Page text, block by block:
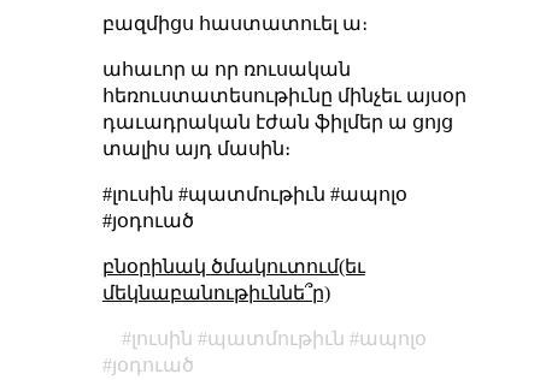
բազմիցս հաստատուել ա։
ահաւոր ա որ ռուսական
հեռուստատեսութիւնը մինչեւ այսօր
դաւադրական էժան ֆիլմեր ա ցոյց
տալիս այդ մասին։
#լուսին #պատմութիւն #ապոլօ
#յօդուած
բնօրինակ ծմակուտում(եւ
մեկնաբանութիւննե՞ր)
լուսին պատմութիւն
ապոլօ
յօդուած